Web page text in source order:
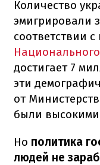
Количество
эмигрировали
соответствии
достигает 7
эти
от
были
Но политика
людей не